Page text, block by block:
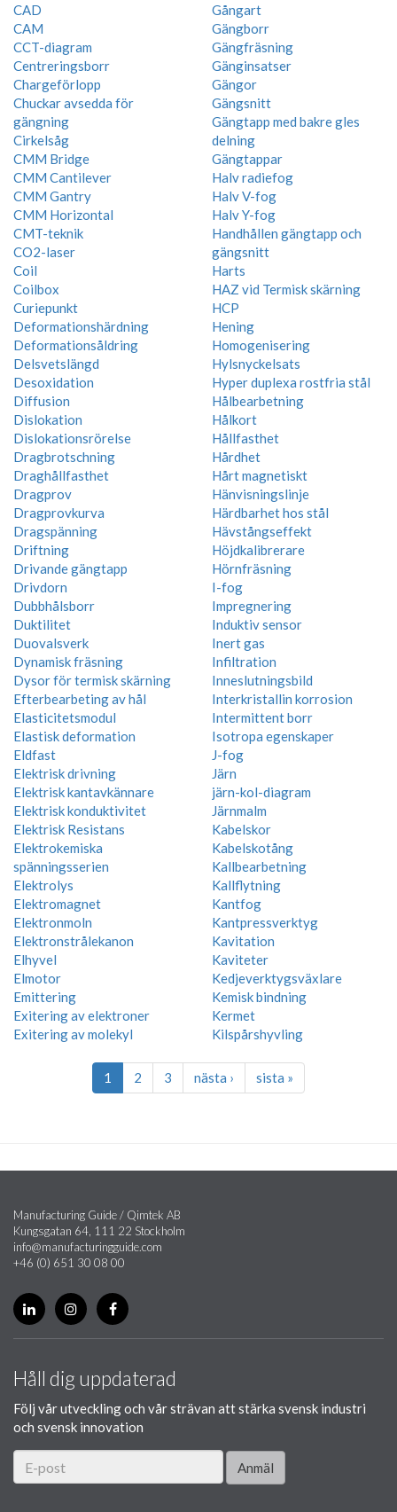
CAD
CAM
CCT-diagram
Centreringsborr
Chargeförlopp
Chuckar avsedda för
gängning
Cirkelsåg
CMM Bridge
CMM Cantilever
CMM Gantry
CMM Horizontal
CMT-teknik
CO2-laser
Coil
Coilbox
Curiepunkt
Deformationshärdning
Deformationsåldring
Delsvetslängd
Desoxidation
Diffusion
Dislokation
Dislokationsrörelse
Dragbrotschning
Draghållfasthet
Dragprov
Dragprovkurva
Dragspänning
Driftning
Drivande gängtapp
Drivdorn
Dubbhålsborr
Duktilitet
Duovalsverk
Dynamisk fräsning
Dysor för termisk skärning
Efterbearbeting av hål
Elasticitetsmodul
Elastisk deformation
Eldfast
Elektrisk drivning
Elektrisk kantavkännare
Elektrisk konduktivitet
Elektrisk Resistans
Elektrokemiska
spänningsserien
Elektrolys
Elektromagnet
Elektronmoln
Elektronstrålekanon
Elhyvel
Elmotor
Emittering
Exitering av elektroner
Exitering av molekyl
Gångart
Gängborr
Gängfräsning
Gänginsatser
Gängor
Gängsnitt
Gängtapp med bakre gles
delning
Gängtappar
Halv radiefog
Halv V-fog
Halv Y-fog
Handhållen gängtapp och
gängsnitt
Harts
HAZ vid Termisk skärning
HCP
Hening
Homogenisering
Hylsnyckelsats
Hyper duplexa rostfria stål
Hålbearbetning
Hålkort
Hållfasthet
Hårdhet
Hårt magnetiskt
Hänvisningslinje
Härdbarhet hos stål
Hävstångseffekt
Höjdkalibrerare
Hörnfräsning
I-fog
Impregnering
Induktiv sensor
Inert gas
Infiltration
Inneslutningsbild
Interkristallin korrosion
Intermittent borr
Isotropa egenskaper
J-fog
Järn
järn-kol-diagram
Järnmalm
Kabelskor
Kabelskotång
Kallbearbetning
Kallflytning
Kantfog
Kantpressverktyg
Kavitation
Kaviteter
Kedjeverktygsväxlare
Kemisk bindning
Kermet
Kilspårshyvling
1 2 3 nästa › sista »
Manufacturing Guide / Qimtek AB
Kungsgatan 64, 111 22 Stockholm
info@manufacturingguide.com
+46 (0) 651 30 08 00
Håll dig uppdaterad
Följ vår utveckling och vår strävan att stärka svensk industri
och svensk innovation
Anmäl